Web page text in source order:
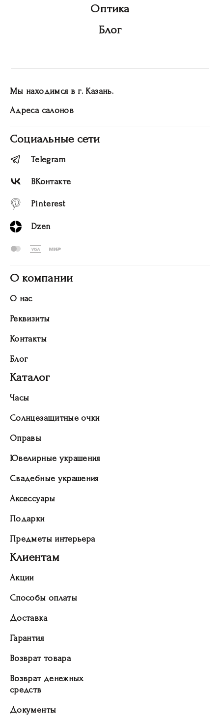
Оптика
Блог
Мы находимся в г. Казань.
Адреса салонов
Социальные сети
Telegram
ВКонтакте
Pinterest
Dzen
О компании
О нас
Реквизиты
Контакты
Блог
Каталог
Часы
Солнцезащитные очки
Оправы
Ювелирные украшения
Свадебные украшения
Аксессуары
Подарки
Предметы интерьера
Клиентам
Акции
Способы оплаты
Доставка
Гарантия
Возврат товара
Возврат денежных
средств
Документы